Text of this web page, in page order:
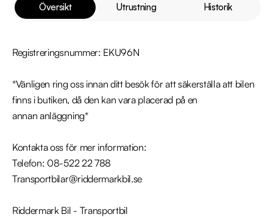
Översikt Utrustning Historik
Registreringsnummer: EKU96N
*Vänligen ring oss innan ditt besök för att säkerställa att bilen
finns i butiken, då den kan vara placerad på en
annan anläggning*
Kontakta oss för mer information:
Telefon: 08-522 22 788
Transportbilar@riddermarkbil.se
Riddermark Bil - Transportbil